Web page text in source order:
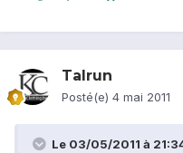
Talrun
Posté(e) 4 mai 2011
Le 03/05/2011 à